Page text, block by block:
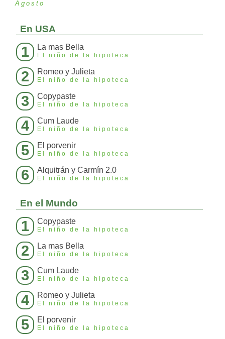
Agosto
En USA
1 La mas Bella
El niño de la hipoteca
2 Romeo y Julieta
El niño de la hipoteca
3 Copypaste
El niño de la hipoteca
4 Cum Laude
El niño de la hipoteca
5 El porvenir
El niño de la hipoteca
6 Alquitrán y Carmín 2.0
El niño de la hipoteca
En el Mundo
1 Copypaste
El niño de la hipoteca
2 La mas Bella
El niño de la hipoteca
3 Cum Laude
El niño de la hipoteca
4 Romeo y Julieta
El niño de la hipoteca
5 El porvenir
El niño de la hipoteca